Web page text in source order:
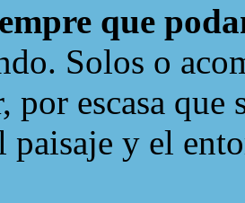
que
Solos o
por escasa que
paisaje y el